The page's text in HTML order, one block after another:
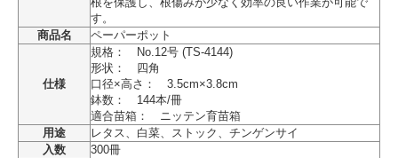
根を保護し、根傷みが少なく効率の良い作業が可能で
す。
商品名
ペーパーポット
仕様
規格： No.12号 (TS-4144)
形状： 四角
口径×高さ： 3.5cm×3.8cm
鉢数： 144本/冊
適合苗箱： ニッテン育苗箱
用途
レタス、白菜、ストック、チンゲンサイ
入数
300冊